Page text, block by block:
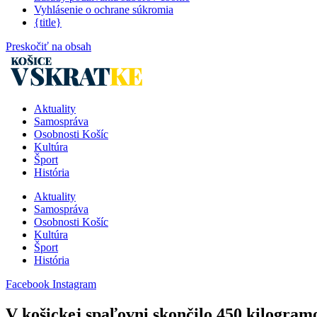
Vyhlásenie o ochrane súkromia
{title}
Preskočiť na obsah
Aktuality
Samospráva
Osobnosti Košíc
Kultúra
Šport
História
Aktuality
Samospráva
Osobnosti Košíc
Kultúra
Šport
História
Facebook Instagram